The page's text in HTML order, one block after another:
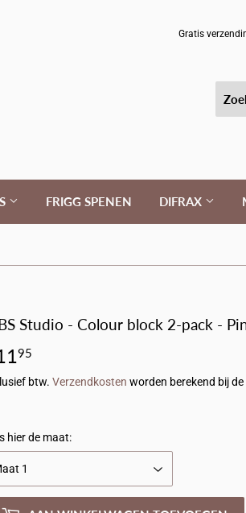
Gratis
FRIGG SPENEN DIFRAX
Studio - Colour block 2-pack -
95
btw. Verzendkosten worden berekend bij
hier de maat: